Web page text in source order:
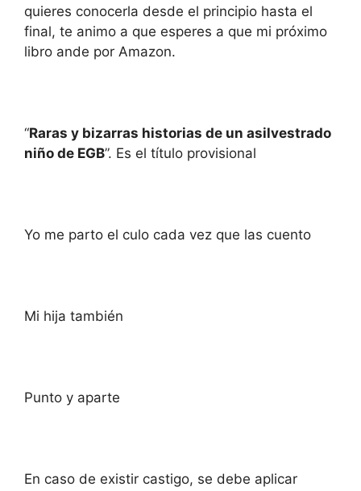
quieres conocerla desde el principio hasta el
final, te animo a que esperes a que mi próximo
libro ande por Amazon.
“Raras y bizarras historias de un asilvestrado
niño de EGB”. Es el título provisional
Yo me parto el culo cada vez que las cuento
Mi hija también
Punto y aparte
En caso de existir castigo, se debe aplicar